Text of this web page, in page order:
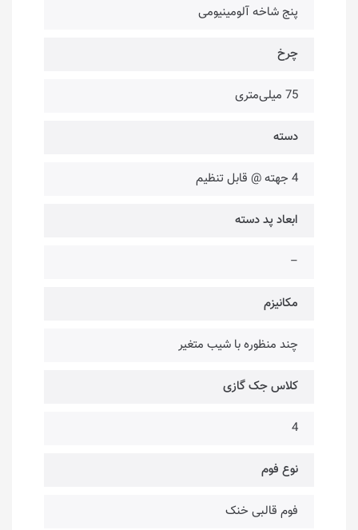
پنج شاخه آلومینیومی
چرخ
75 میلی‌متری
دسته
4 جهته @ قابل تنظیم
ابعاد پد دسته
–
مکانیزم
چند منظوره با شیب متغیر
کلاس جک گازی
4
نوع فوم
فوم قالبی خنک